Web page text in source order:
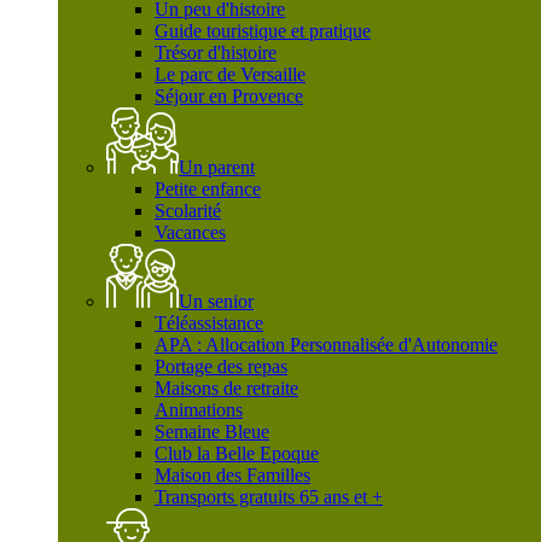
Un peu d'histoire
Guide touristique et pratique
Trésor d'histoire
Le parc de Versaille
Séjour en Provence
Un parent
Petite enfance
Scolarité
Vacances
Un senior
Téléassistance
APA : Allocation Personnalisée d'Autonomie
Portage des repas
Maisons de retraite
Animations
Semaine Bleue
Club la Belle Epoque
Maison des Familles
Transports gratuits 65 ans et +